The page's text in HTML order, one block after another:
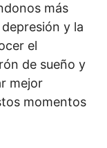
más
y la
el
de sueño y
mejor
momentos